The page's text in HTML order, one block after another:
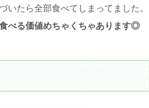
いたら全部食べてしまってました。
べる価値めちゃくちゃあります◎